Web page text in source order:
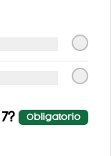
CON
Obligatorio